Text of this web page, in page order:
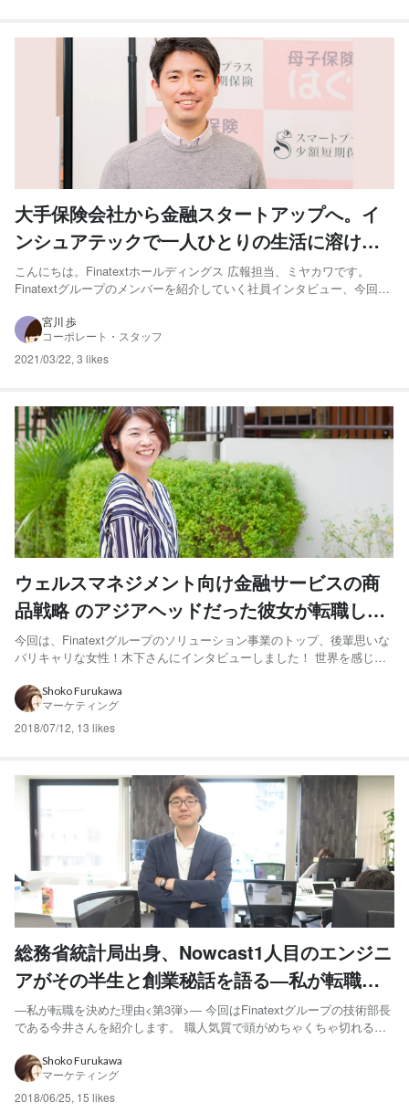
大手保険会社から金融スタートアップへ。イ
ンシュアテックで一人ひとりの生活に溶け込
む保険をつくりたい
こんにちは。Finatextホールディングス 広報担当、ミヤカワです。
Finatextグループのメンバーを紹介していく社員インタビュー、今回
ートプラス少額短期保険株式会社 代表取締役の小山宏人さんにお話を
うかがいました！ 小山宏人- ス...
宮川 歩
コーポレート・スタッフ
2021/03/22, 3 likes
ウェルスマネジメント向け金融サービスの商
品戦略 のアジアヘッドだった彼女が転職した
理由とはー私がFinatextに転職した理由―
今回は、Finatextグループのソリューション事業のトップ、後輩思いな
バリキャリな女性！木下さんにインタビューしました！ 世界を感じら
ターでアジア地域のウェルスマネジメントソリューションの商品戦略
ヘッドをした木下さんがなぜ、ベンチャー企業であるFi...
Shoko Furukawa
マーケティング
2018/07/12, 13 likes
総務省統計局出身、Nowcast1人目のエンジニ
アがその半生と創業秘話を語る―私が転職を
決めた理由―
―私が転職を決めた理由<第3弾>― 今回はFinatextグループの技術部長
である今井さんを紹介します。 職人気質で頭がめちゃくちゃ切れると
笑いをとるようなおちゃめさもある、皆から愛される今井さん。 総務
省で国家統計を作っていた今井さんが、なぜ創業...
Shoko Furukawa
マーケティング
2018/06/25, 15 likes